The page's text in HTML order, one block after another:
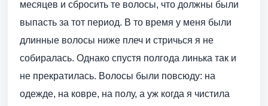
месяцев и сбросить те волосы, что должны были
выпасть за тот период. В то время у меня были
длинные волосы ниже плеч и стричься я не
собиралась. Однако спустя полгода линька так и
не прекратилась. Волосы были повсюду: на
одежде, на ковре, на полу, а уж когда я чистила